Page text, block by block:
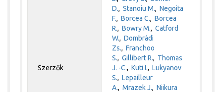
Szerzők
D.,Stanoiu M.,Negoita
F.,Borcea C.,Borcea
R.,Bowry M.,Catford
W.,Dombrádi
Zs.,Franchoo
S.,Gillibert R., Thomas
J. -C.,Kuti I.,Lukyanov
S.,Lepailleur
A.,Mrazek J.,Niikura